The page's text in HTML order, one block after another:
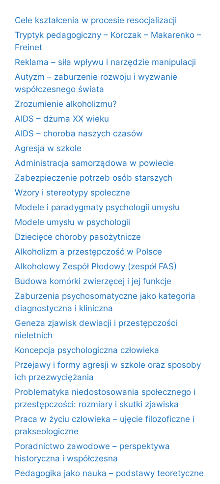
Cele kształcenia w procesie resocjalizacji
Tryptyk pedagogiczny – Korczak – Makarenko –
Freinet
Reklama – siła wpływu i narzędzie manipulacji
Autyzm – zaburzenie rozwoju i wyzwanie
współczesnego świata
Zrozumienie alkoholizmu?
AIDS – dżuma XX wieku
AIDS – choroba naszych czasów
Agresja w szkole
Administracja samorządowa w powiecie
Zabezpieczenie potrzeb osób starszych
Wzory i stereotypy społeczne
Modele i paradygmaty psychologii umysłu
Modele umysłu w psychologii
Dziecięce choroby pasożytnicze
Alkoholizm a przestępczość w Polsce
Alkoholowy Zespół Płodowy (zespół FAS)
Budowa komórki zwierzęcej i jej funkcje
Zaburzenia psychosomatyczne jako kategoria
diagnostyczna i kliniczna
Geneza zjawisk dewiacji i przestępczości
nieletnich
Koncepcja psychologiczna człowieka
Przejawy i formy agresji w szkole oraz sposoby
ich przezwyciężania
Problematyka niedostosowania społecznego i
przestępczości: rozmiary i skutki zjawiska
Praca w życiu człowieka – ujęcie filozoficzne i
prakseologiczne
Poradnictwo zawodowe – perspektywa
historyczna i współczesna
Pedagogika jako nauka – podstawy teoretyczne